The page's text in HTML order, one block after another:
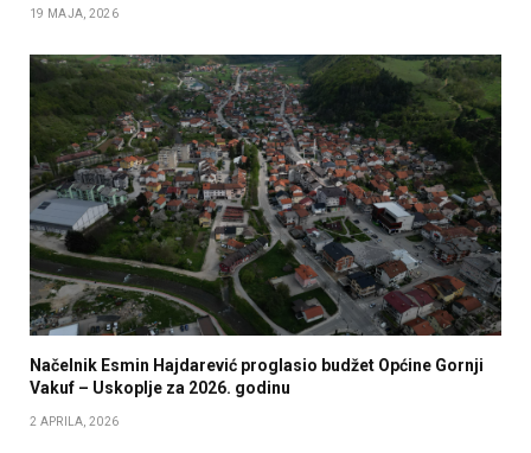
19 MAJA, 2026
Načelnik Esmin Hajdarević proglasio budžet Općine Gornji
Vakuf – Uskoplje za 2026. godinu
2 APRILA, 2026